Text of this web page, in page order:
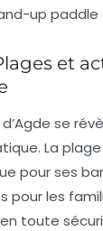
up paddle
et
se
La
pour ses
pour les
toute